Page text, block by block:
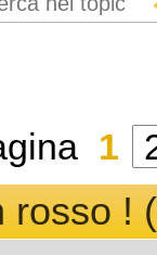
1
rosso !